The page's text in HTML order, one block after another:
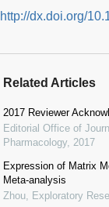
http://dx.doi.org/
Related Articles
2017 Reviewer
Editorial Office of
Pharmacology, 2017
Expression of Matrix
Meta-analysis
Zhou Exploratory